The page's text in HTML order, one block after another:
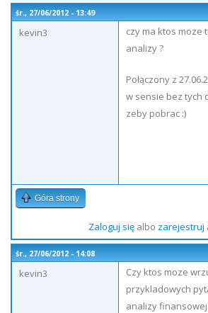
śr., 27/06/2012 - 13:49
kevin3
czy ma ktos moze
analizy ?
Połączony z
w sensie bez tych
zeby pobrac :)
Góra strony
Zaloguj sięalbo zarejestruj
śr., 27/06/2012 - 14:08
kevin3
Czy ktos moze
przykladowych
analizy